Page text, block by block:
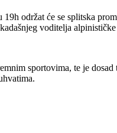
održat će se splitska
voditelja alpinističke
sportovima, te je